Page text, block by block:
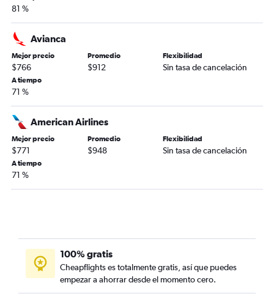
81 %
Avianca
Mejor precio
$766
Promedio
$912
Flexibilidad
Sin tasa de cancelación
A tiempo
71 %
American Airlines
Mejor precio
$771
Promedio
$948
Flexibilidad
Sin tasa de cancelación
A tiempo
71 %
100% gratis
Cheapflights es totalmente gratis, así que puedes
empezar a ahorrar desde el momento cero.